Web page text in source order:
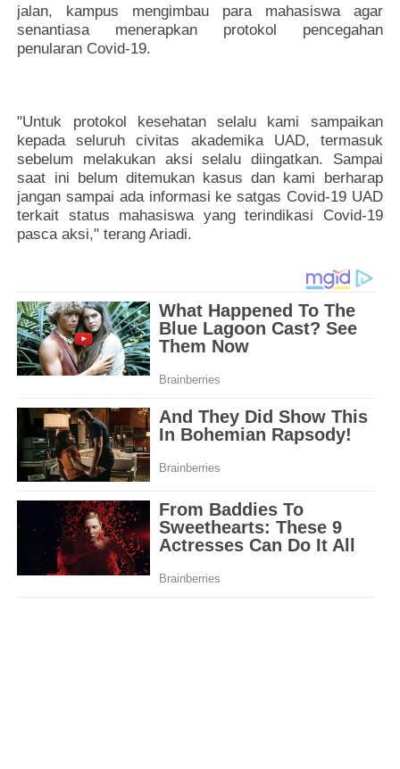
jalan, kampus mengimbau para mahasiswa agar
senantiasa menerapkan protokol pencegahan
penularan Covid-19.
"Untuk protokol kesehatan selalu kami sampaikan
kepada seluruh civitas akademika UAD, termasuk
sebelum melakukan aksi selalu diingatkan. Sampai
saat ini belum ditemukan kasus dan kami berharap
jangan sampai ada informasi ke satgas Covid-19 UAD
terkait status mahasiswa yang terindikasi Covid-19
pasca aksi," terang Ariadi.